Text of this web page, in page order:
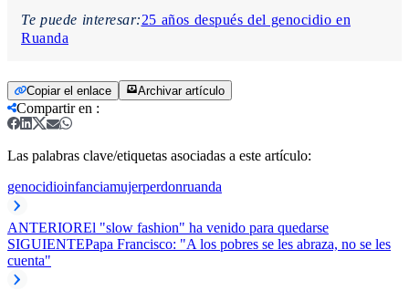
Te puede interesar:25 años después del genocidio en
Ruanda
Copiar el enlace Archivar artículo
Compartir en :
Las palabras clave/etiquetas asociadas a este artículo:
genocidioinfanciamujerperdonruanda
ANTERIOREl "slow fashion" ha venido para quedarse
SIGUIENTEPapa Francisco: "A los pobres se les abraza, no se les
cuenta"